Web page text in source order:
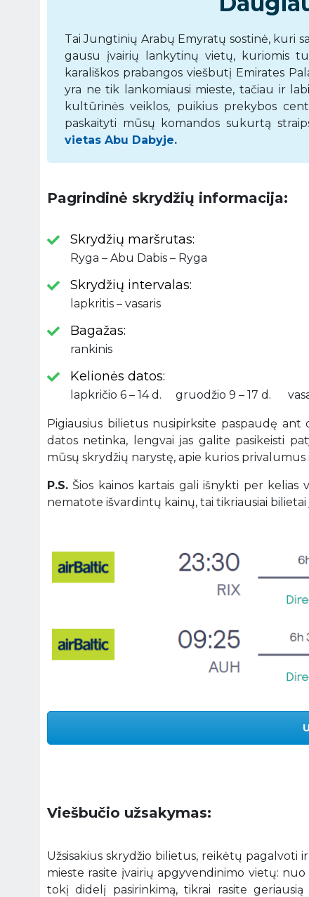
Tai Jungtinių Arabų Emyratų sostinė, kuri
gausu įvairių lankytinų vietų, kuriomis
karališkos prabangos viešbutį Emirates
yra ne tik lankomiausi mieste, tačiau ir
kultūrinės veiklos, puikius prekybos
paskaityti mūsų komandos sukurtą
vietas Abu Dabyje.
Pagrindinė skrydžių informacija:
Skrydžių maršrutas:
Ryga – Abu Dabis – Ryga
Skrydžių intervalas:
lapkritis – vasaris
Bagažas:
rankinis
Kelionės datos:
lapkričio 6 – 14 d. gruodžio 9 – 17 d.
Pigiausius bilietus nusipirksite paspaudę
datos netinka, lengvai jas galite pasikeisti
mūsų skrydžių narystę, apie kurios
P.S. Šios kainos kartais gali išnykti per
nematote išvardintų kainų, tai tikriausiai bilietai
Viešbučio užsakymas:
Užsisakius skrydžio bilietus, reikėtų pagalvoti
mieste rasite įvairių apgyvendinimo vietų:
tokį didelį pasirinkimą, tikrai rasite